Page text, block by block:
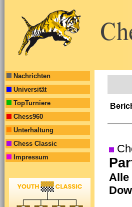
Nachrichten
Universität
TopTurniere
Chess960
Unterhaltung
Chess Classic
Impressum
Alle